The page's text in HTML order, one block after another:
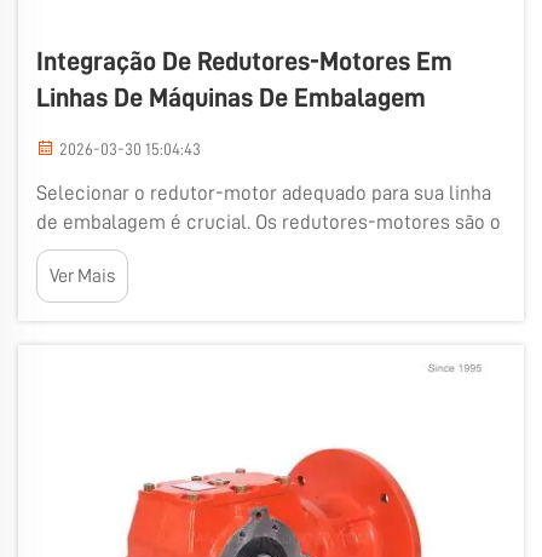
Integração De Redutores-Motores Em
Linhas De Máquinas De Embalagem
2026-03-30 15:04:43
Selecionar o redutor-motor adequado para sua linha
de embalagem é crucial. Os redutores-motores são o
coração do equipamento, movendo as peças de forma
suave e eficiente. A Wuma compreende que cada
linha de embalagem é única. Algumas linhas
Ver Mais